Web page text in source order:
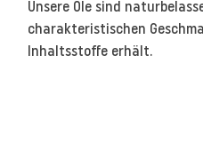
Unsere Öle sind
charakteristischen
Inhaltsstoffe erhält.